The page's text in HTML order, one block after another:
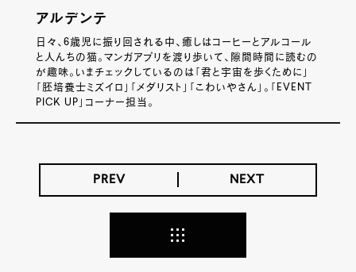
アルデンテ
日々、6歳児に振り回される中、癒しはコーヒーとアルコール
と人んちの猫。マンガアプリを渡り歩いて、隙間時間に読むの
が趣味。いまチェックしているのは「君と宇宙を歩くために」
「胚培養士ミズイロ」「メダリスト」「こわいやさん」。「EVENT
PICK UP」コーナー担当。
PREV NEXT